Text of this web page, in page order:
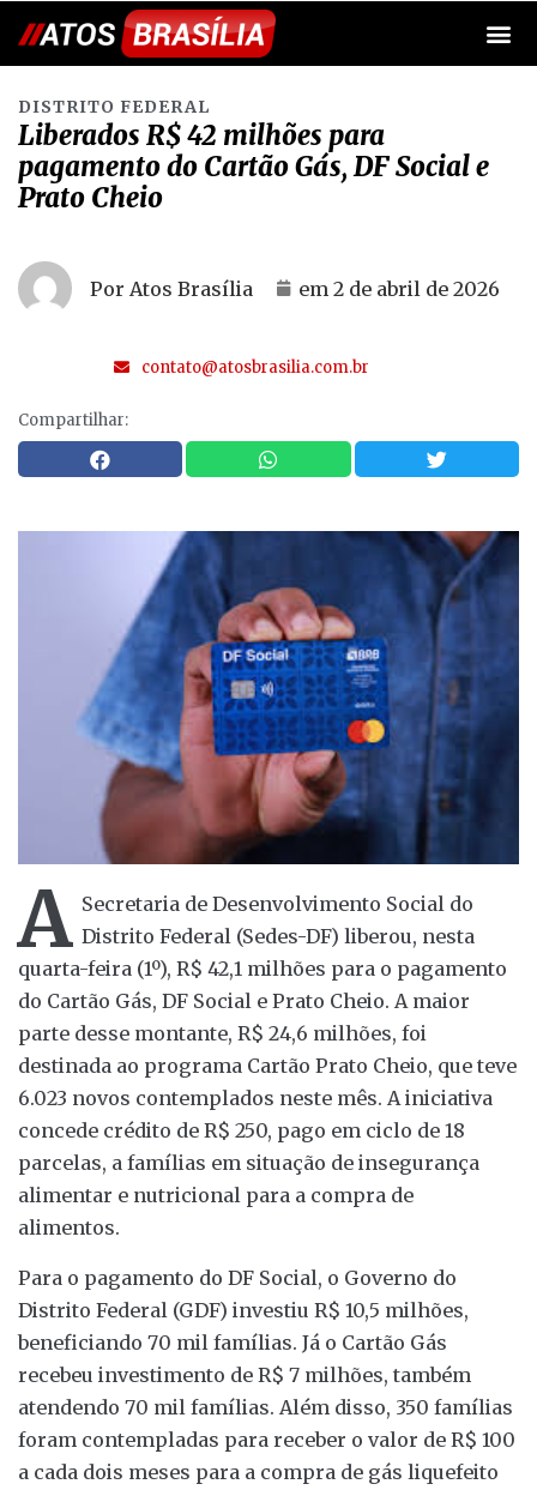
DISTRITO FEDERAL
Liberados R$ 42 milhões para
pagamento do Cartão Gás, DF Social e
Prato Cheio
Por Atos Brasília em 2 de abril de 2026
contato@atosbrasilia.com.br
Compartilhar:
A Secretaria de Desenvolvimento Social do
Distrito Federal (Sedes-DF) liberou, nesta
quarta-feira (1º), R$ 42,1 milhões para o pagamento
do Cartão Gás, DF Social e Prato Cheio. A maior
parte desse montante, R$ 24,6 milhões, foi
destinada ao programa Cartão Prato Cheio, que teve
6.023 novos contemplados neste mês. A iniciativa
concede crédito de R$ 250, pago em ciclo de 18
parcelas, a famílias em situação de insegurança
alimentar e nutricional para a compra de
alimentos.
Para o pagamento do DF Social, o Governo do
Distrito Federal (GDF) investiu R$ 10,5 milhões,
beneficiando 70 mil famílias. Já o Cartão Gás
recebeu investimento de R$ 7 milhões, também
atendendo 70 mil famílias. Além disso, 350 famílias
foram contempladas para receber o valor de R$ 100
a cada dois meses para a compra de gás liquefeito